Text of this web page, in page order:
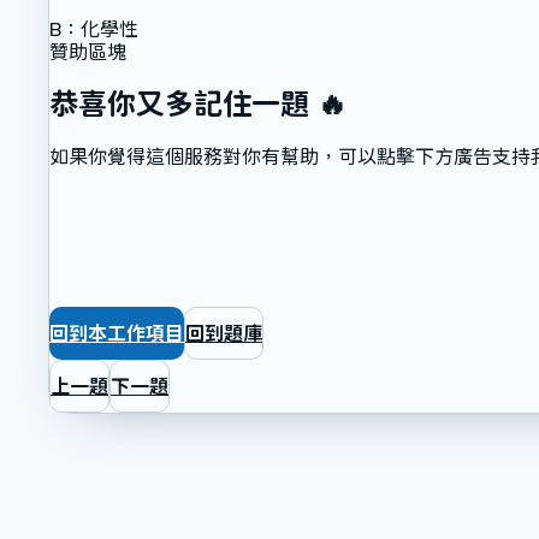
B ： 化學性
贊助區塊
恭喜你又多記住一題 🔥
如果你覺得這個服務對你有幫助，可以點擊下方廣告支持
回到本工作項目 回到題庫
上一題下一題